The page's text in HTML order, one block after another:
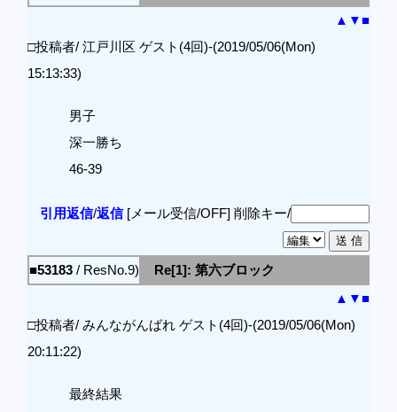
▲ ▼■
□投稿者/ 江戸川区 ゲスト(4回)-(2019/05/06(Mon)
15:13:33)
男子
深一勝ち
46-39
引用返信/返信[メール受信/OFF] 削除キー/
■53183 / ResNo.9)
Re[1]: 第六ブロック
▲ ▼■
□投稿者/ みんながんばれ ゲスト(4回)-(2019/05/06(Mon)
20:11:22)
最終結果